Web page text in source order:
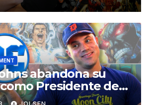
abandona su
Presidente de
y como Director